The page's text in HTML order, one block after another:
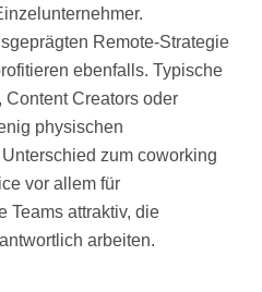
Remote-Strategie
ebenfalls. Typische
Creators oder
physischen
zum coworking
vor allem für
Teams attraktiv, die
arbeiten.